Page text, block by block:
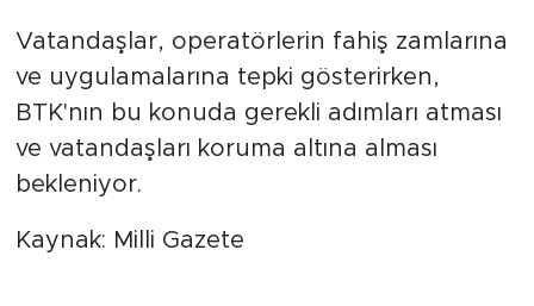
Vatandaşlar, operatörlerin fahiş zamlarına
ve uygulamalarına tepki gösterirken,
BTK'nın bu konuda gerekli adımları atması
ve vatandaşları koruma altına alması
bekleniyor.
Kaynak: Milli Gazete